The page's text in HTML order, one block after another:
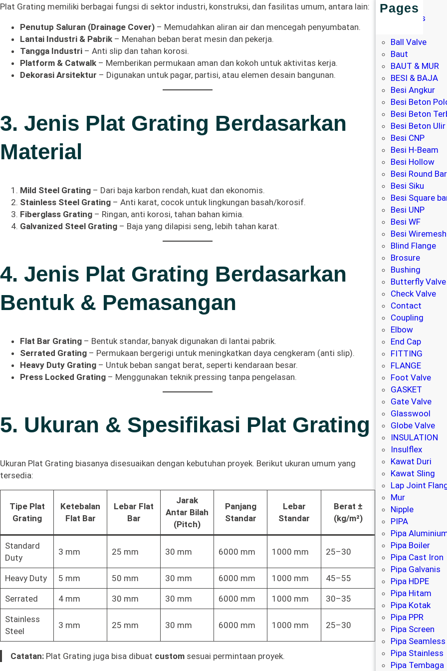
Plat Grating memiliki berbagai fungsi di sektor industri, konstruksi, dan fasilitas umum, antara lain:
Penutup Saluran (Drainage Cover) – Memudahkan aliran air dan mencegah penyumbatan.
Lantai Industri & Pabrik – Menahan beban berat mesin dan pekerja.
Tangga Industri – Anti slip dan tahan korosi.
Platform & Catwalk – Memberikan permukaan aman dan kokoh untuk aktivitas kerja.
Dekorasi Arsitektur – Digunakan untuk pagar, partisi, atau elemen desain bangunan.
3. Jenis Plat Grating Berdasarkan
Material
Mild Steel Grating – Dari baja karbon rendah, kuat dan ekonomis.
Stainless Steel Grating – Anti karat, cocok untuk lingkungan basah/korosif.
Fiberglass Grating – Ringan, anti korosi, tahan bahan kimia.
Galvanized Steel Grating – Baja yang dilapisi seng, lebih tahan karat.
4. Jenis Plat Grating Berdasarkan
Bentuk & Pemasangan
Flat Bar Grating – Bentuk standar, banyak digunakan di lantai pabrik.
Serrated Grating – Permukaan bergerigi untuk meningkatkan daya cengkeram (anti slip).
Heavy Duty Grating – Untuk beban sangat berat, seperti kendaraan besar.
Press Locked Grating – Menggunakan teknik pressing tanpa pengelasan.
5. Ukuran & Spesifikasi Plat Grating
Ukuran Plat Grating biasanya disesuaikan dengan kebutuhan proyek. Berikut ukuran umum yang
tersedia:
Tipe Plat
Grating
Ketebalan
Flat Bar
Lebar Flat
Bar
Jarak
Antar Bilah
(Pitch)
Panjang
Standar
Lebar
Standar
Berat ±
(kg/m²)
Standard
Duty
3 mm 25 mm 30 mm 6000 mm 1000 mm 25–30
Heavy Duty 5 mm 50 mm 30 mm 6000 mm 1000 mm 45–55
Serrated 4 mm 30 mm 30 mm 6000 mm 1000 mm 30–35
Stainless
Steel
3 mm 25 mm 30 mm 6000 mm 1000 mm 25–30
Catatan: Plat Grating juga bisa dibuat custom sesuai permintaan proyek.
Pages
About Us
Ball Valve
Baut
BAUT & MUR
BESI & BAJA
Besi Angkur
Besi Beton
Besi Beton
Besi Beton Ulir
Besi CNP
Besi H-Beam
Besi Hollow
Besi Round Bar
Besi Siku
Besi Square
Besi UNP
Besi WF
Besi Wiremesh
Blind Flange
Brosure
Bushing
Butterfly Valve
Check Valve
Contact
Coupling
Elbow
End Cap
FITTING
FLANGE
Foot Valve
GASKET
Gate Valve
Glasswool
Globe Valve
INSULATION
Insulflex
Kawat Duri
Kawat Sling
Lap Joint
Mur
Nipple
PIPA
Pipa
Pipa Boiler
Pipa Cast Iron
Pipa Galvanis
Pipa HDPE
Pipa Hitam
Pipa Kotak
Pipa PPR
Pipa Screen
Pipa Seamless
Pipa Stainless
Pipa Tembaga